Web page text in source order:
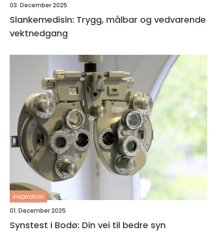
03. December 2025
Slankemedisin: Trygg, målbar og vedvarende
vektnedgang
inspiration
01. December 2025
Synstest i Bodø: Din vei til bedre syn